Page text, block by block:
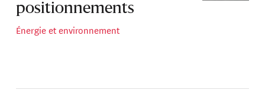
positionnements
Énergie et environnement